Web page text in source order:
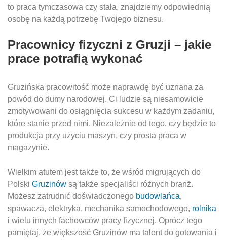
to praca tymczasowa czy stała, znajdziemy odpowiednią
osobę na każdą potrzebę Twojego biznesu.
Pracownicy fizyczni z Gruzji – jakie
prace potrafią wykonać
Gruzińska pracowitość może naprawdę być uznana za
powód do dumy narodowej. Ci ludzie są niesamowicie
zmotywowani do osiągnięcia sukcesu w każdym zadaniu,
które stanie przed nimi. Niezależnie od tego, czy będzie to
produkcja przy użyciu maszyn, czy prosta praca w
magazynie.
Wielkim atutem jest także to, że wśród migrujących do
Polski Gruzinów są także specjaliści różnych branż.
Możesz zatrudnić doświadczonego budowlańca,
spawacza, elektryka, mechanika samochodowego, rolnika
i wielu innych fachowców pracy fizycznej. Oprócz tego
pamiętaj, że większość Gruzinów ma talent do gotowania i